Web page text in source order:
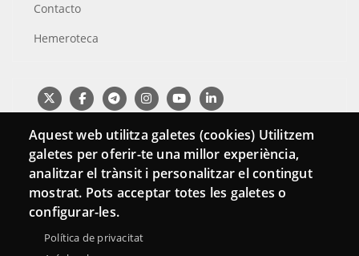
Contacto
Hemeroteca
Aquest web utilitza galetes (cookies) Utilitzem
galetes per oferir-te una millor experiència,
analitzar el trànsit i personalitzar el contingut
mostrat. Pots acceptar totes les galetes o
configurar-les.
Política de privacitat